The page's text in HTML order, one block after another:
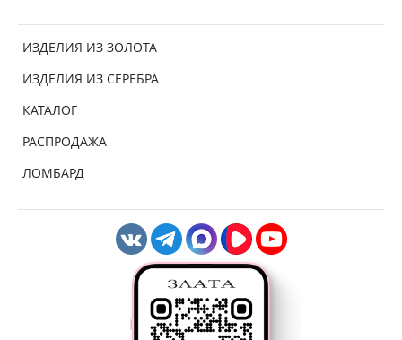
ИЗДЕЛИЯ ИЗ ЗОЛОТА
ИЗДЕЛИЯ ИЗ СЕРЕБРА
КАТАЛОГ
РАСПРОДАЖА
ЛОМБАРД